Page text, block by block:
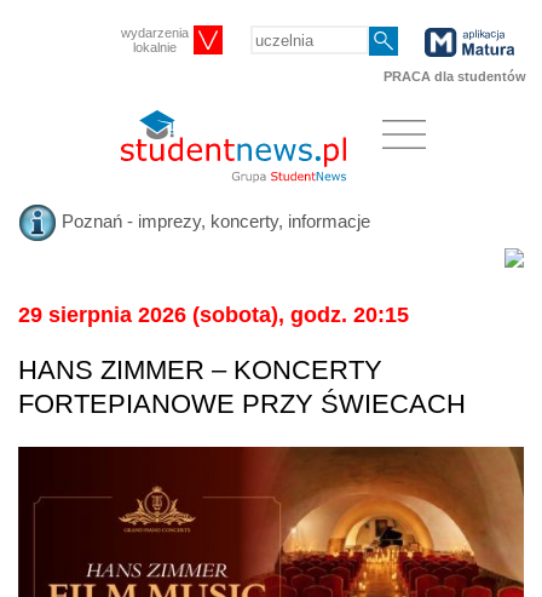
wydarzenia
lokalnie
PRACA dla studentów
Poznań - imprezy, koncerty, informacje
29 sierpnia 2026 (sobota), godz. 20:15
HANS ZIMMER – KONCERTY
FORTEPIANOWE PRZY ŚWIECACH